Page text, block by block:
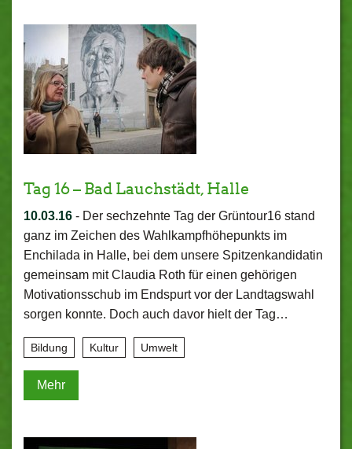
Tag 16 – Bad Lauchstädt, Halle
10.03.16 - Der sechzehnte Tag der Grüntour16 stand
ganz im Zeichen des Wahlkampfhöhepunkts im
Enchilada in Halle, bei dem unsere Spitzenkandidatin
gemeinsam mit Claudia Roth für einen gehörigen
Motivationsschub im Endspurt vor der Landtagswahl
sorgen konnte. Doch auch davor hielt der Tag…
Bildung Kultur Umwelt
Mehr